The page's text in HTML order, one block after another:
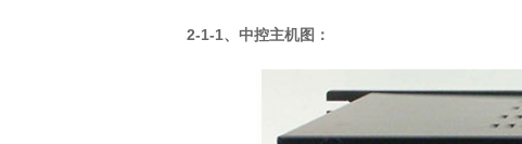
2-1-1、中控主机图：